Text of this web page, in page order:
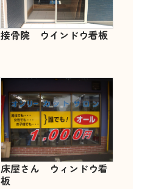
接骨院 ウインドウ看板
床屋さん ウィンドウ看
板